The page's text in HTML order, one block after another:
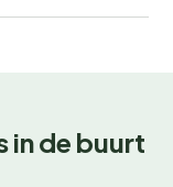
in de buurt